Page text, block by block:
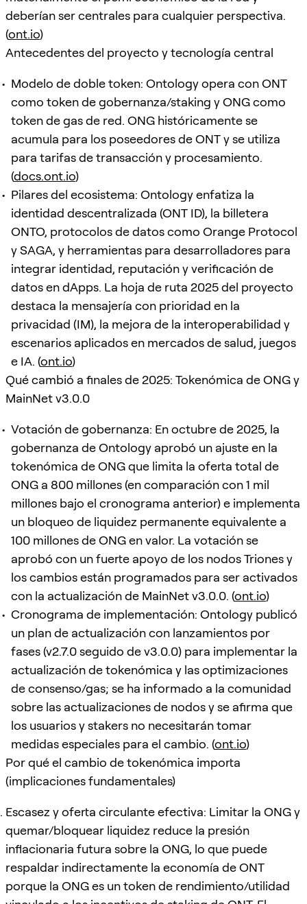
deberían ser centrales para cualquier perspectiva.
(ont.io)
Antecedentes del proyecto y tecnología central
Modelo de doble token: Ontology opera con ONT
como token de gobernanza/staking y ONG como
token de gas de red. ONG históricamente se
acumula para los poseedores de ONT y se utiliza
para tarifas de transacción y procesamiento.
(docs.ont.io)
Pilares del ecosistema: Ontology enfatiza la
identidad descentralizada (ONT ID), la billetera
ONTO, protocolos de datos como Orange Protocol
y SAGA, y herramientas para desarrolladores para
integrar identidad, reputación y verificación de
datos en dApps. La hoja de ruta 2025 del proyecto
destaca la mensajería con prioridad en la
privacidad (IM), la mejora de la interoperabilidad y
escenarios aplicados en mercados de salud, juegos
e IA. (ont.io)
Qué cambió a finales de 2025: Tokenómica de ONG y
MainNet v3.0.0
Votación de gobernanza: En octubre de 2025, la
gobernanza de Ontology aprobó un ajuste en la
tokenómica de ONG que limita la oferta total de
ONG a 800 millones (en comparación con 1 mil
millones bajo el cronograma anterior) e implementa
un bloqueo de liquidez permanente equivalente a
100 millones de ONG en valor. La votación se
aprobó con un fuerte apoyo de los nodos Triones y
los cambios están programados para ser activados
con la actualización de MainNet v3.0.0. (ont.io)
Cronograma de implementación: Ontology publicó
un plan de actualización con lanzamientos por
fases (v2.7.0 seguido de v3.0.0) para implementar la
actualización de tokenómica y las optimizaciones
de consenso/gas; se ha informado a la comunidad
sobre las actualizaciones de nodos y se afirma que
los usuarios y stakers no necesitarán tomar
medidas especiales para el cambio. (ont.io)
Por qué el cambio de tokenómica importa
(implicaciones fundamentales)
Escasez y oferta circulante efectiva: Limitar la ONG y
quemar/bloquear liquidez reduce la presión
inflacionaria futura sobre la ONG, lo que puede
respaldar indirectamente la economía de ONT
porque la ONG es un token de rendimiento/utilidad